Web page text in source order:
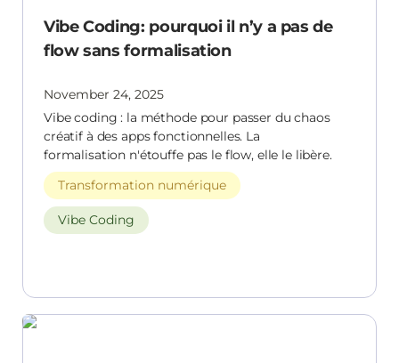
Vibe Coding: pourquoi il n’y a pas de
flow sans formalisation
November 24, 2025
Vibe coding : la méthode pour passer du chaos
créatif à des apps fonctionnelles. La
formalisation n'étouffe pas le flow, elle le libère.
Transformation numérique
Vibe Coding
Audiogami : des démonstrateurs et un widget